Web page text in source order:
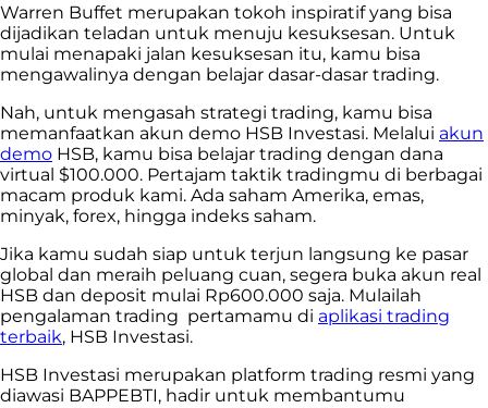
Warren Buffet merupakan tokoh inspiratif yang bisa
dijadikan teladan untuk menuju kesuksesan. Untuk
mulai menapaki jalan kesuksesan itu, kamu bisa
mengawalinya dengan belajar dasar-dasar trading.
Nah, untuk mengasah strategi trading, kamu bisa
memanfaatkan akun demo HSB Investasi. Melalui akun
demo HSB, kamu bisa belajar trading dengan dana
virtual $100.000. Pertajam taktik tradingmu di berbagai
macam produk kami. Ada saham Amerika, emas,
minyak, forex, hingga indeks saham.
Jika kamu sudah siap untuk terjun langsung ke pasar
global dan meraih peluang cuan, segera buka akun real
HSB dan deposit mulai Rp600.000 saja. Mulailah
pengalaman trading pertamamu di aplikasi trading
terbaik, HSB Investasi.
HSB Investasi merupakan platform trading resmi yang
diawasi BAPPEBTI, hadir untuk membantumu